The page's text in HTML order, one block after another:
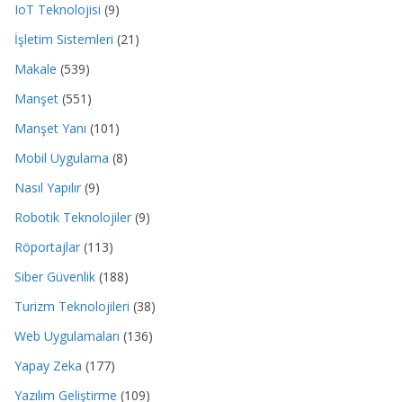
IoT Teknolojisi (9)
İşletim Sistemleri (21)
Makale (539)
Manşet (551)
Manşet Yanı (101)
Mobil Uygulama (8)
Nasıl Yapılır (9)
Robotik Teknolojiler (9)
Röportajlar (113)
Siber Güvenlik (188)
Turizm Teknolojileri (38)
Web Uygulamaları (136)
Yapay Zeka (177)
Yazılım Geliştirme (109)